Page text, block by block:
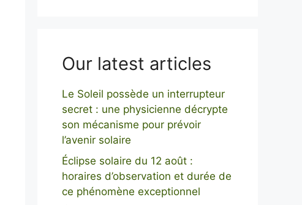
Our latest articles
Le Soleil possède un interrupteur
secret : une physicienne décrypte
son mécanisme pour prévoir
l’avenir solaire
Éclipse solaire du 12 août :
horaires d’observation et durée de
ce phénomène exceptionnel